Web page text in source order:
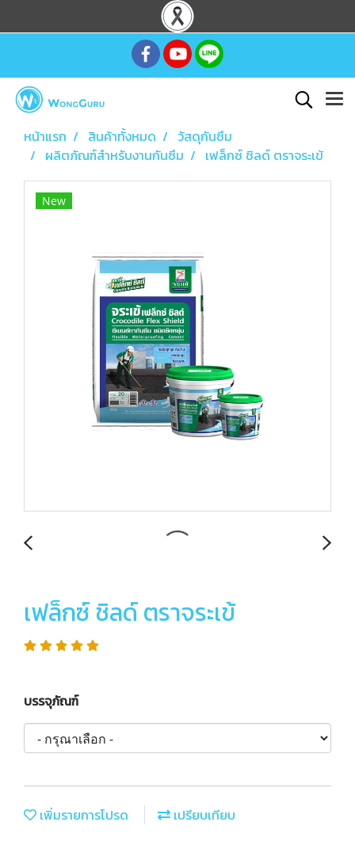
หน้าแรก สินค้าทั้งหมด
วัสดุกันซึม
ผลิตภัณฑ์สำหรับงานกันซึม
เฟล็กซ์ ชิลด์ ตราจระเข้
New
เฟล็กซ์ ชิลด์ ตราจระเข้
บรรจุภัณฑ์
เพิ่มรายการโปรด
เปรียบเทียบ